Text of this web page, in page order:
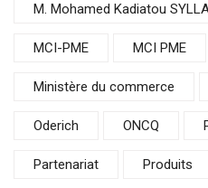
M. Mohamed Kadiatou
MCI-PME MCI PME
Ministère du commerce
Oderich ONCQ
Partenariat Produits